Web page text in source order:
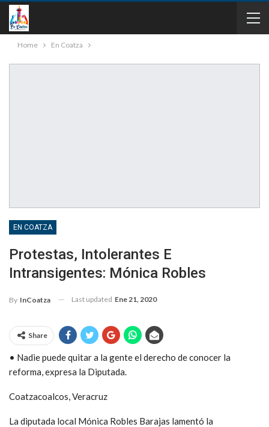
Home En Coatza
EN COATZA
Protestas, Intolerantes E
Intransigentes: Mónica Robles
By InCoatza Last updated Ene 21, 2020
Share
• Nadie puede quitar a la gente el derecho de conocer la
reforma, expresa la Diputada.
Coatzacoalcos, Veracruz
La diputada local Mónica Robles Barajas lamentó la